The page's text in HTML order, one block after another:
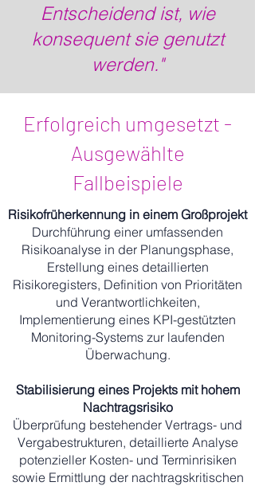
Entscheidend ist, wie
konsequent sie genutzt
werden."
Erfolgreich umgesetzt -
Ausgewählte
Fallbeispiele
Risikofrüherkennung in einem Großprojekt
Durchführung einer umfassenden
Risikoanalyse in der Planungsphase,
Erstellung eines detaillierten
Risikoregisters, Definition von Prioritäten
und Verantwortlichkeiten,
Implementierung eines KPI-gestützten
Monitoring-Systems zur laufenden
Überwachung.
Stabilisierung eines Projekts mit hohem
Nachtragsrisiko
Überprüfung bestehender Vertrags- und
Vergabestrukturen, detaillierte Analyse
potenzieller Kosten- und Terminrisiken
sowie Ermittlung der nachtragskritischen